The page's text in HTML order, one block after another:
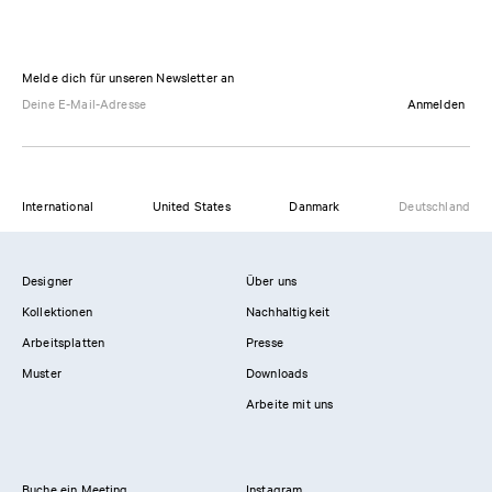
Melde dich für unseren Newsletter an
Anmelden
International United States Danmark Deutschland
Designer
Kollektionen
Arbeitsplatten
Muster
Über uns
Nachhaltigkeit
Presse
Downloads
Arbeite mit uns